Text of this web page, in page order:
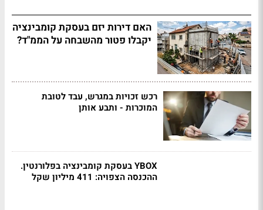
האם דירות יזם בעסקת קומבינציה
יקבלו פטור מהשבחה על הממ"ד?
רכש זכויות במגרש, עבד לטובת
המוכרות - ותבע אותן
YBOX בעסקת קומבינציה בפלורנטין.
ההכנסה הצפויה: 411 מיליון שקל